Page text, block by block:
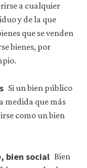
a cualquier
y de la que
que se venden
bienes, por
Si un bien público
medida que más
como un bien
bien social Bien